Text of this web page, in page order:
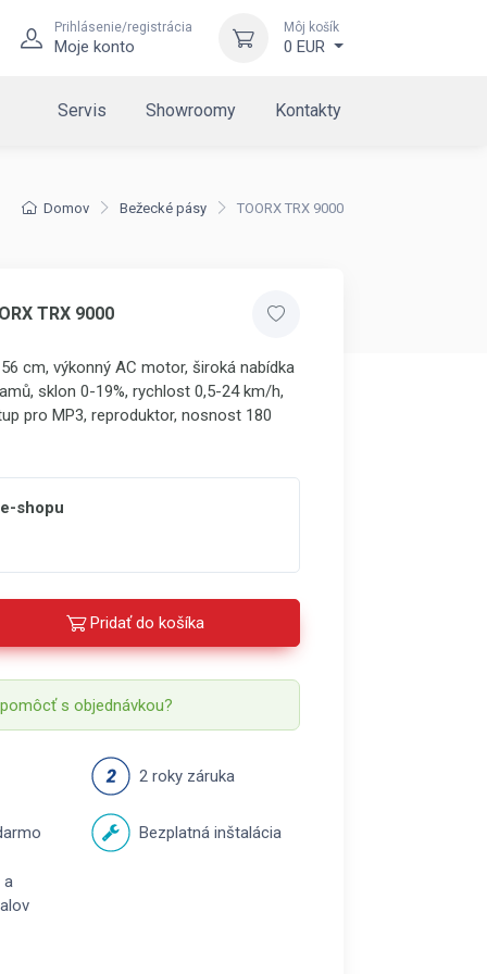
Prihlásenie/registrácia
Moje konto
Môj košík
0 EUR
Servis Showroomy Kontakty
Domov Bežecké pásy TOORX TRX 9000
TRX 9000
cm, výkonný AC motor, široká nabídka
sklon 0-19%, rychlost 0,5-24 km/h,
pro MP3, reproduktor, nosnost 180
shopu
Pridať do košíka
s objednávkou?
2 roky záruka
Bezplatná inštalácia
a